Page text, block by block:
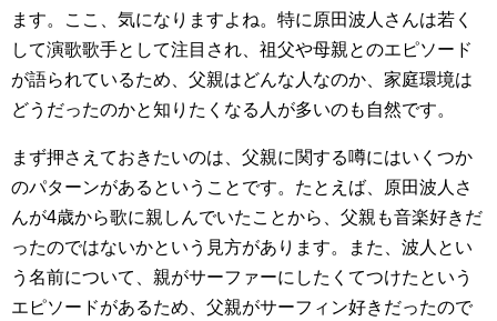
ます。ここ、気になりますよね。特に原田波人さんは若く
して演歌歌手として注目され、祖父や母親とのエピソード
が語られているため、父親はどんな人なのか、家庭環境は
どうだったのかと知りたくなる人が多いのも自然です。
まず押さえておきたいのは、父親に関する噂にはいくつか
のパターンがあるということです。たとえば、原田波人さ
んが4歳から歌に親しんでいたことから、父親も音楽好きだ
ったのではないかという見方があります。また、波人とい
う名前について、親がサーファーにしたくてつけたという
エピソードがあるため、父親がサーフィン好きだったので